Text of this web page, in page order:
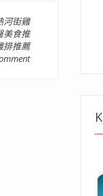
河街雞
美食推
排推薦